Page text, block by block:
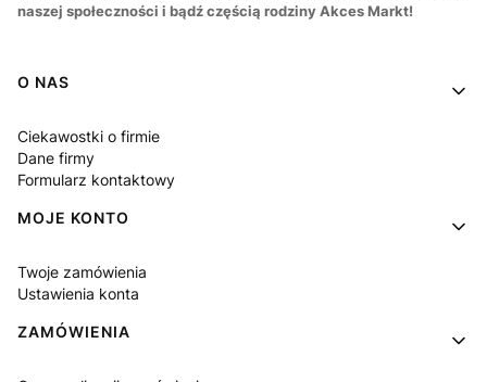
naszej społeczności i bądź częścią rodziny Akces Markt!
Linki w stopce
O NAS
Ciekawostki o firmie
Dane firmy
Formularz kontaktowy
MOJE KONTO
Twoje zamówienia
Ustawienia konta
ZAMÓWIENIA